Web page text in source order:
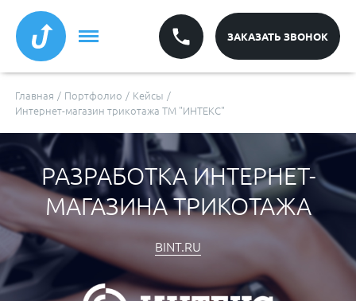
ЗАКАЗАТЬ ЗВОНОК
Главная / Портфолио / Кейсы /
Интернет-магазин трикотажа ТМ "ИНТЕКС"
РАЗРАБОТКА ИНТЕРНЕТ-
МАГАЗИНА ТРИКОТАЖА
BINT.RU